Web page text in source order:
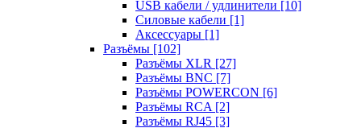
USB кабели / удлинители [10]
Силовые кабели [1]
Аксессуары [1]
Разъёмы [102]
Разъёмы XLR [27]
Разъёмы BNC [7]
Разъёмы POWERCON [6]
Разъёмы RCA [2]
Разъёмы RJ45 [3]